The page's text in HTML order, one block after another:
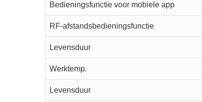
Bedieningsfunctie voor mobiele app
RF-afstandsbedieningsfunctie
Levensduur
Werktemp.
Levensduur